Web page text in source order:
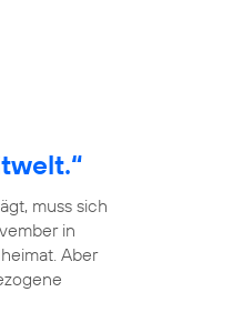
muss sich
in
Aber